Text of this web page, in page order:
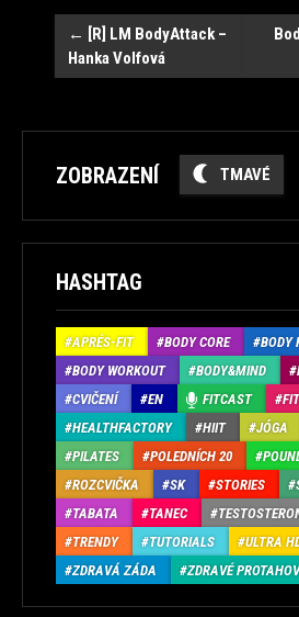
Navigace
← [R] LM BodyAttack –
Hanka Volfová
ZOBRAZENÍ TMAVÉ
HASHTAG
APRÉS-FIT BODY CORE
BODY
BODY WORKOUT
BODY&MIND
CVIČENÍ
EN FITCAST
HEALTHFACTORY
HIIT JÓGA
PILATES
POLEDNÍCH 20
ROZCVIČKA
SK STORIES
TABATA
TANEC
TRENDY
TUTORIALS ULTRA
ZDRAVÁ ZÁDA
ZDRAVÉ